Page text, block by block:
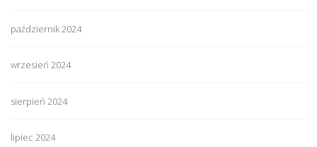
październik 2024
wrzesień 2024
sierpień 2024
lipiec 2024